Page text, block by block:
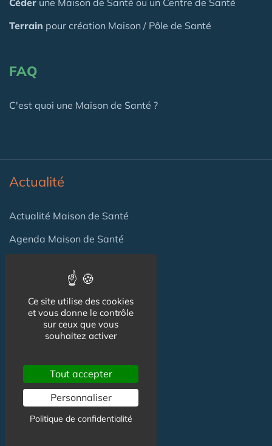
Terrain pour création Maison / Pôle de Santé
FAQ
C'est quoi une Maison de Santé ?
Actualité
Actualité Maison de Santé
Agenda Maison de Santé
Reseaux Sociaux
Facebook
X (ex-Twitter)
Linkedin
Ce site utilise des cookies
et vous donne le contrôle
sur ceux que vous
souhaitez activer
Tout accepter
Personnaliser
Politique de confidentialité